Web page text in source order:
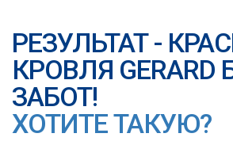
РЕЗУЛЬТАТ -
КРОВЛЯ GERARD
ЗАБОТ!
ХОТИТЕ ТАКУЮ?